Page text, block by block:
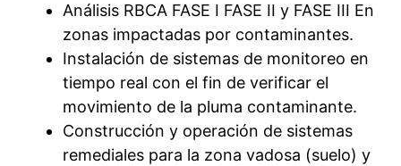
Análisis RBCA FASE I FASE II y FASE III En
zonas impactadas por contaminantes.
Instalación de sistemas de monitoreo en
tiempo real con el fin de verificar el
movimiento de la pluma contaminante.
Construcción y operación de sistemas
remediales para la zona vadosa (suelo) y